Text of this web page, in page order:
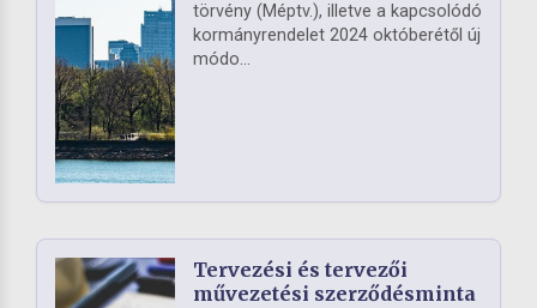
törvény (Méptv.), illetve a kapcsolódó
kormányrendelet 2024 októberétől új
módo...
Tervezési és tervezői
művezetési szerződésminta